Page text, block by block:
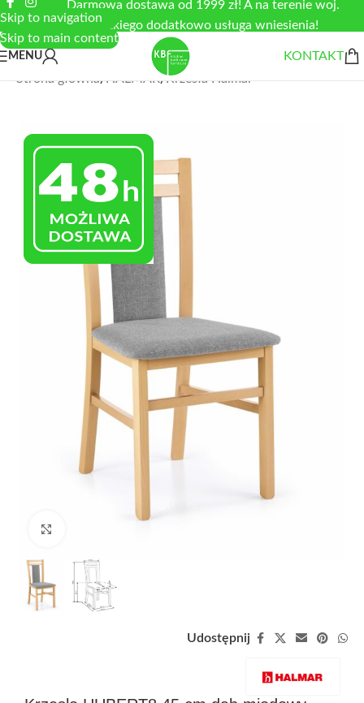
Skip to navigation
Skip to main content
Darmowa dostawa od 1999 zł! A na terenie woj.
łódzkiego dodatkowo usługa wniesienia!
MENU
KONTAKT
Strona główna/ HALMAR/Krzesła Halmar
Udostępnij